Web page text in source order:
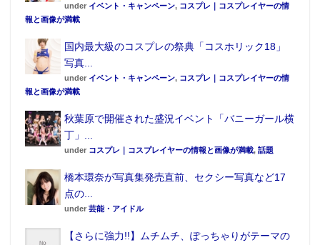
サッカー部門特別顧問を務める、元日本代表DFの秋田豊
氏。
加えて、eスポーツのプロチーム「FAV gaming」(株式
会社Gｚブレイン)と「SCARZ」(株式会社XENOZ)が新
たに指導に加わり、各ゲーム競技に応じて指導をす
under イベント・キャンペーン, コスプレ｜コスプレイヤーの情
報と画像が満載
国内最大級のコスプレの祭典「コスホリック18」
写真...
under イベント・キャンペーン, コスプレ｜コスプレイヤーの情
報と画像が満載
秋葉原で開催された盛況イベント「バニーガール横
丁」...
under コスプレ｜コスプレイヤーの情報と画像が満載, 話題
橋本環奈が写真集発売直前、セクシー写真など17
点の...
under 芸能・アイドル
【さらに強力!!】ムチムチ、ぽっちゃりがテーマの